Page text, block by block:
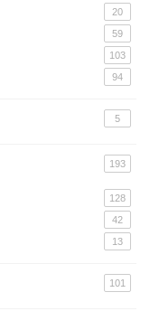
20
59
103
94
5
193
128
42
13
101